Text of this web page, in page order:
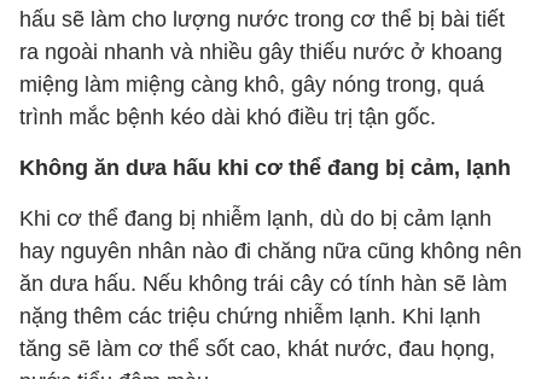
hấu sẽ làm cho lượng nước trong cơ thể bị bài tiết
ra ngoài nhanh và nhiều gây thiếu nước ở khoang
miệng làm miệng càng khô, gây nóng trong, quá
trình mắc bệnh kéo dài khó điều trị tận gốc.
Không ăn dưa hấu khi cơ thể đang bị cảm, lạnh
Khi cơ thể đang bị nhiễm lạnh, dù do bị cảm lạnh
hay nguyên nhân nào đi chăng nữa cũng không nên
ăn dưa hấu. Nếu không trái cây có tính hàn sẽ làm
nặng thêm các triệu chứng nhiễm lạnh. Khi lạnh
tăng sẽ làm cơ thể sốt cao, khát nước, đau họng,